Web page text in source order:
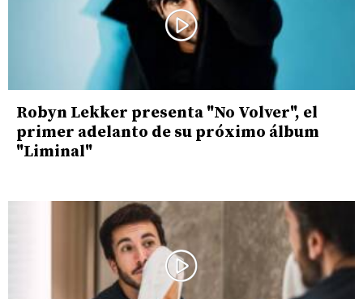
Robyn Lekker presenta "No Volver", el
primer adelanto de su próximo álbum
"Liminal"